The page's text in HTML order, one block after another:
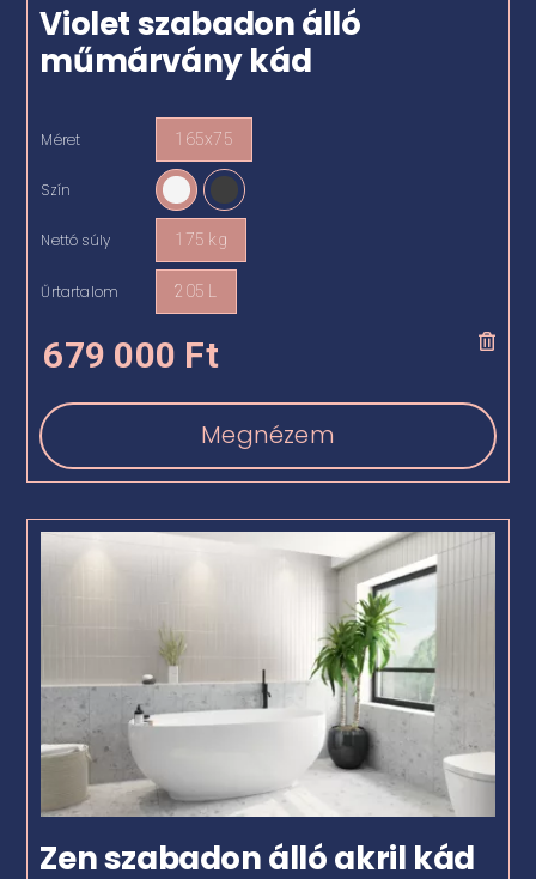
Violet szabadon álló
műmárvány kád
Méret 165x75
Szín
Nettó súly 175 kg
Űrtartalom 205 L
679 000 Ft
Megnézem
Zen szabadon álló akril kád